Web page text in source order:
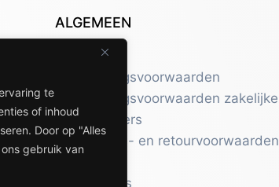
te
of inhoud
Door op "Alles
gebruik van
ALGEMEEN
Contact
Leveringsvoorwaarden
Leveringsvoorwaarden zakelijke
gebruikers
Verzend- en retourvoorwaarden
Over ons